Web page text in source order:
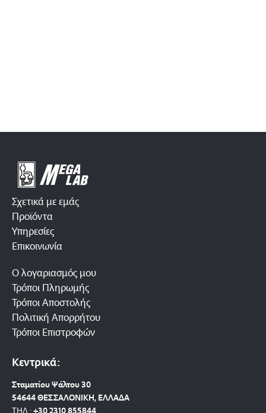
Σχετικά με εμάς
Προϊόντα
Υπηρεσίες
Επικοινωνία
Ο λογαριασμός μου
Τρόποι Πληρωμής
Τρόποι Αποστολής
Πολιτική Απορρήτου
Τρόποι Επιστροφών
Κεντρικά:
Σταματίου Ψάλτου 30
54644 ΘΕΣΣΑΛΟΝΙΚΗ, ΕΛΛΑΔΑ
ΤΗΛ.:+30 2310 855844